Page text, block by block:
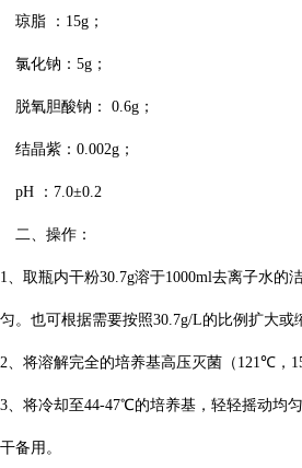
琼脂 ： 15g ；
氯化钠： 5g ；
脱氧胆酸钠： 0.6g ；
结晶紫： 0.002g ；
pH ： 7.0±0.2
二、操作：
1、取瓶内干粉30.7g溶于1000ml去离子水的
匀。也可根据需要按照30.7g/L的比例扩大或
2、将溶解完全的培养基高压灭菌（ 121℃，
3、将冷却至44-47℃的培养基，轻轻摇动均
干备用。